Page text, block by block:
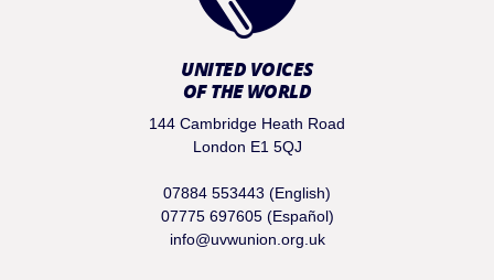
UNITED VOICES
OF THE WORLD
144 Cambridge Heath Road
London E1 5QJ
07884 553443 (English)
07775 697605 (Español)
info@uvwunion.org.uk